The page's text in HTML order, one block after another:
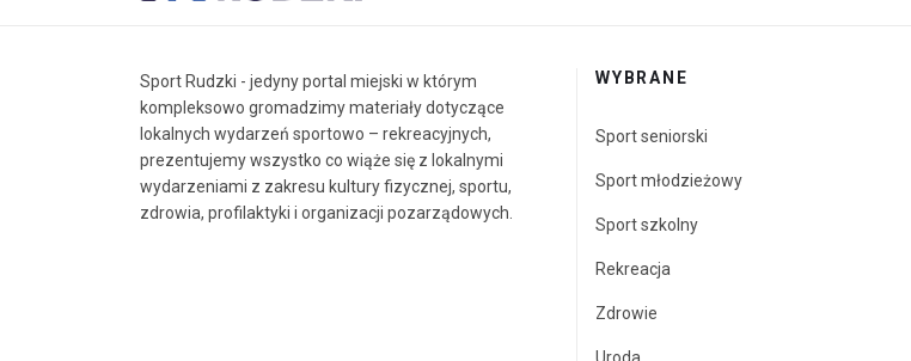
Sport Rudzki - jedyny portal miejski w którym
kompleksowo gromadzimy materiały dotyczące
lokalnych wydarzeń sportowo – rekreacyjnych,
prezentujemy wszystko co wiąże się z lokalnymi
wydarzeniami z zakresu kultury fizycznej, sportu,
zdrowia, profilaktyki i organizacji pozarządowych.
WYBRANE
Sport seniorski
Sport młodzieżowy
Sport szkolny
Rekreacja
Zdrowie
Uroda